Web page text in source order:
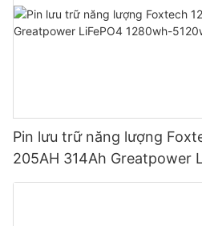
Pin lưu trữ năng lượng
205AH 314Ah Greatpower
5120wh IP65